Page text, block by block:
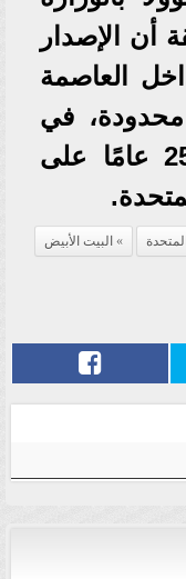
أن الإصدار
العاصمة
في
إطار الاحتفال بمرور 250 عامًا على
البيت الأبيض